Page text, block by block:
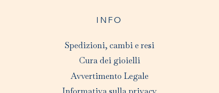
INFO
Spedizioni, cambi e resi
Cura dei gioielli
Avvertimento Legale